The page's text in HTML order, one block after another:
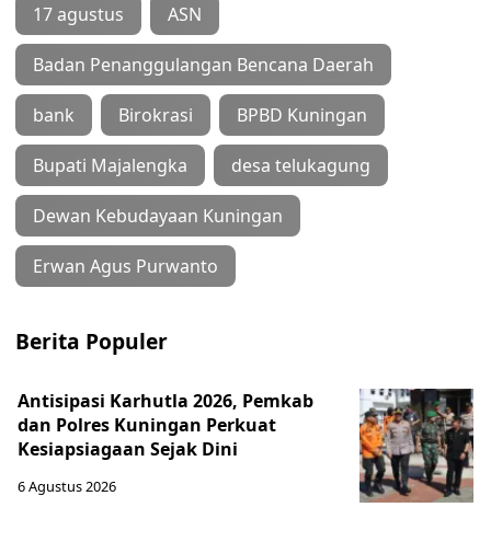
17 agustus ASN
Badan Penanggulangan Bencana Daerah
bank Birokrasi BPBD Kuningan
Bupati Majalengka desa telukagung
Dewan Kebudayaan Kuningan
Erwan Agus Purwanto
Berita Populer
Antisipasi Karhutla 2026, Pemkab
dan Polres Kuningan Perkuat
Kesiapsiagaan Sejak Dini
6 Agustus 2026